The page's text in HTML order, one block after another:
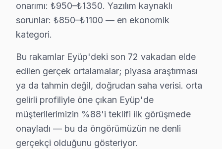
"Sanyo VA Panel için orijinal parça mı
"Eyüp'nin her mahallesine geliyor musunuz?" — Evet.
Eyüp'deki Sanyo hizmet deneyimimizi beş temel
Dördüncü gösterge: Maliyet tutarlılığı. Güç kartı
Eyüp Sultan Camii ve Pierre Loti odaklı coğrafi
Eyüp'deki bu cihaz müşteri yolculuğunu dört kritik
İkinci temas — İlk iletişim: Telefon veya mesaj yoluyla
Üçüncü temas — Saha müdahalesi: Eyüp Sultan
Dördüncü temas — Teslim sonrası: Garanti belgesi
onarımı: ₺950–₺1350. Yazılım kaynaklı
sorunlar: ₺850–₺1100 — en ekonomik
kategori.
Bu rakamlar Eyüp'deki son 72 vakadan elde
edilen gerçek ortalamalar; piyasa araştırması
ya da tahmin değil, doğrudan saha verisi. orta
gelirli profiliyle öne çıkan Eyüp'de
müşterilerimizin %88'i teklifi ilk görüşmede
onayladı — bu da öngörümüzün ne denli
gerçekçi olduğunu gösteriyor.